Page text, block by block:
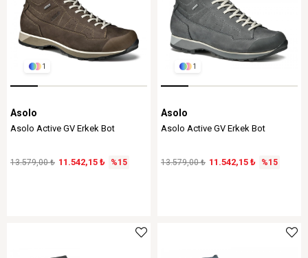
1
Asolo
Asolo Active GV Erkek Bot
11.542,15 ₺
13.579,00 ₺ %15
1
Asolo
Asolo Active GV Erkek Bot
11.542,15 ₺
13.579,00 ₺ %15